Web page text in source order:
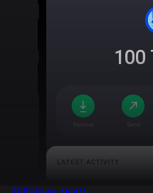
100